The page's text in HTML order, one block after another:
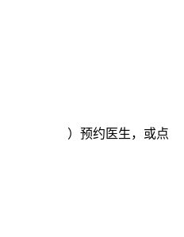
）预约医生，或点